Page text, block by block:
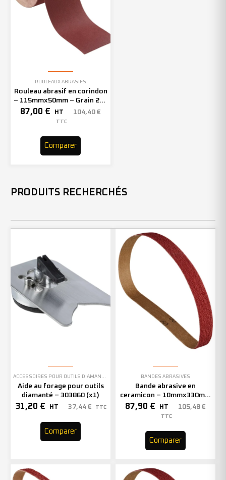
ROULEAUX ABRASIFS
Rouleau abrasif en corindon
– 115mmx50mm – Grain 240
– 305468 (x1)
87,00 € HT 104,40 €
TTC
Comparer
PRODUITS RECHERCHÉS
Aide au forage pour outils
diamanté – 303860 (x1)
31,20 € HT 37,44 € TTC
Comparer
BANDES ABRASIVES
Bande abrasive en
ceramicon – 10mmx330mm
– Grain 40 – 333001 (x50)
87,90 € HT 105,48 €
TTC
Comparer